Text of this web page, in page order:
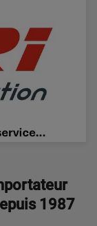
1987